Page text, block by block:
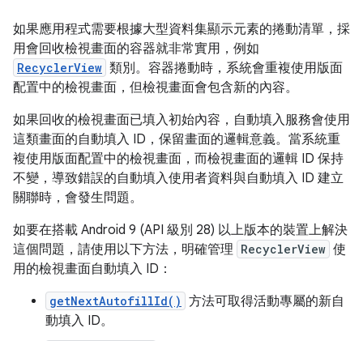
如果應用程式需要根據大型資料集顯示元素的捲動清單，採
用會回收檢視畫面的容器就非常實用，例如
RecyclerView 類別。容器捲動時，系統會重複使用版面
配置中的檢視畫面，但檢視畫面會包含新的內容。
如果回收的檢視畫面已填入初始內容，自動填入服務會使用
這類畫面的自動填入 ID，保留畫面的邏輯意義。當系統重
複使用版面配置中的檢視畫面，而檢視畫面的邏輯 ID 保持
不變，導致錯誤的自動填入使用者資料與自動填入 ID 建立
關聯時，會發生問題。
如要在搭載 Android 9 (API 級別 28) 以上版本的裝置上解決
這個問題，請使用以下方法，明確管理 RecyclerView 使
用的檢視畫面自動填入 ID：
getNextAutofillId() 方法可取得活動專屬的新自
動填入 ID。